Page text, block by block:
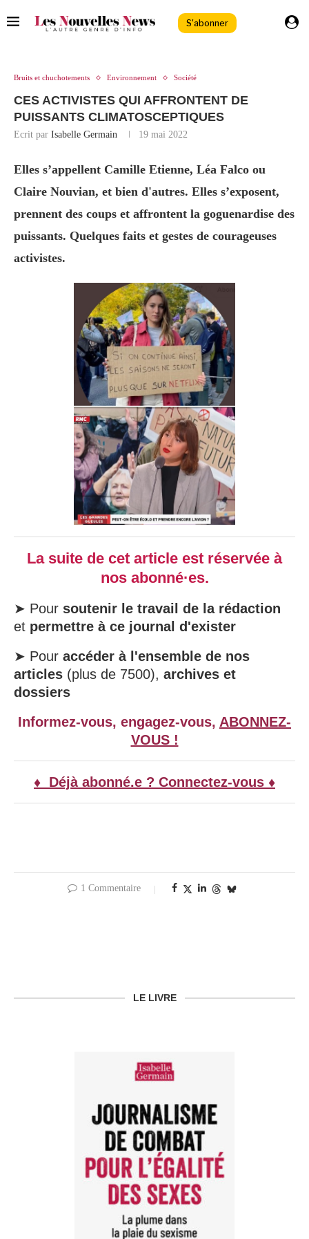
S'abonner
Bruits et chuchotements Environnement Société
CES ACTIVISTES QUI AFFRONTENT DE
PUISSANTS CLIMATOSCEPTIQUES
Ecrit par Isabelle Germain 19 mai 2022
Elles s’appellent Camille Etienne, Léa Falco ou
Claire Nouvian, et bien d'autres. Elles s’exposent,
prennent des coups et affrontent la goguenardise des
puissants. Quelques faits et gestes de courageuses
activistes.
La suite de cet article est réservée à
nos abonné·es.
➤ Pour soutenir le travail de la rédaction
et permettre à ce journal d'exister
➤ Pour accéder à l'ensemble de nos
articles (plus de 7500), archives et
dossiers
Informez-vous, engagez-vous, ABONNEZ-
VOUS !
♦ Déjà abonné.e ? Connectez-vous ♦
1 Commentaire
LE LIVRE